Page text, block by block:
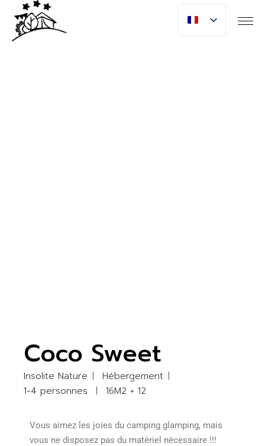
Coco Sweet
Insolite Nature
Hébergement
1-4 personnes
16M2 + 12
Vous aimez les joies du camping glamping, mais
vous ne disposez pas du matériel nécessaire !!!